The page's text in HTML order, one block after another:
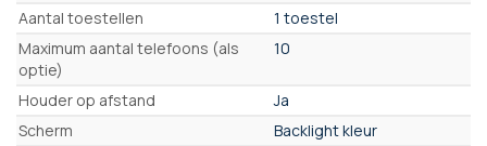
Aantal toestellen
1 toestel
Maximum aantal telefoons (als
optie)
10
Houder op afstand
Ja
Scherm
Backlight kleur